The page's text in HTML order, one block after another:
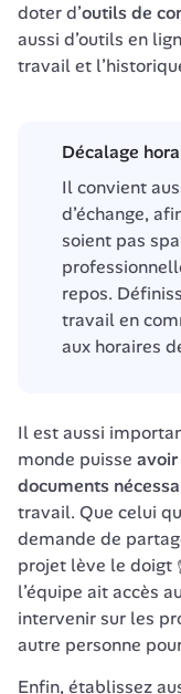
doter d’outils de
aussi d’outils en
travail et
Décalage
Il convient
d’échange,
soient pas
repos.
travail en
aux horaires
Il est aussi
monde puisse
documents
travail. Que celui
demande de
projet lève le doigt
l’équipe ait accès
intervenir sur les
autre personne
Enfin, établissez